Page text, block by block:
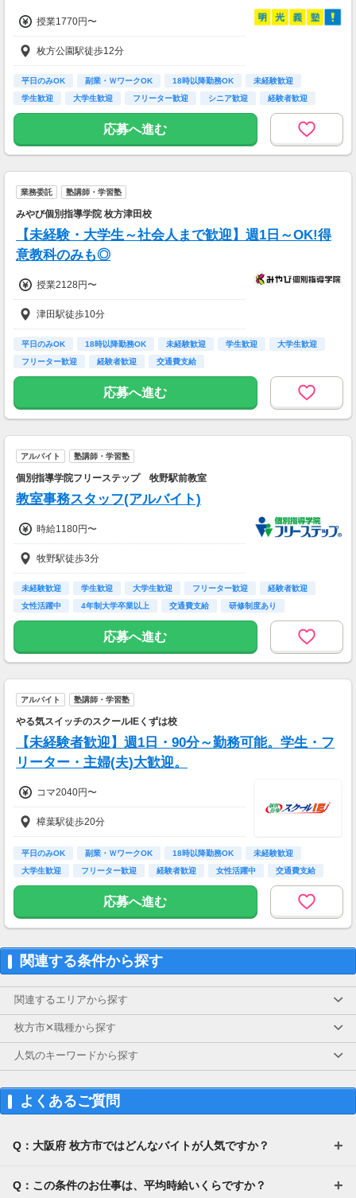
授業1770円〜
枚方公園駅徒歩12分
平日のみOK 副業・ＷワークOK 18時以降勤務OK
未経験歓迎
学生歓迎
大学生歓迎 フリーター歓迎 シニア歓迎 経験者歓迎
応募へ進む
業務委託 塾講師・学習塾
みやび個別指導学院 枚方津田校
【未経験・大学生～社会人まで歓迎】週1日～OK!得
意教科のみも◎
授業2128円〜
津田駅徒歩10分
平日のみOK 18時以降勤務OK 未経験歓迎 学生歓迎
大学生歓迎
フリーター歓迎
経験者歓迎 交通費支給
応募へ進む
アルバイト 塾講師・学習塾
個別指導学院フリーステップ 牧野駅前教室
教室事務スタッフ(アルバイト)
時給1180円〜
牧野駅徒歩3分
未経験歓迎 学生歓迎 大学生歓迎 フリーター歓迎
経験者歓迎
女性活躍中
4年制大学卒業以上 交通費支給 研修制度あり
応募へ進む
アルバイト 塾講師・学習塾
やる気スイッチのスクールIEくずは校
【未経験者歓迎】週1日・90分～勤務可能。学生・フ
リーター・主婦(夫)大歓迎。
コマ2040円〜
樟葉駅徒歩20分
平日のみOK 副業・ＷワークOK 18時以降勤務OK
未経験歓迎
大学生歓迎
フリーター歓迎 経験者歓迎 女性活躍中 交通費支給
応募へ進む
関連する条件から探す
関連するエリアから探す
枚方市✕職種から探す
人気のキーワードから探す
よくあるご質問
Q：大阪府 枚方市ではどんなバイトが人気ですか？
Q：この条件のお仕事は、平均時給いくらですか？